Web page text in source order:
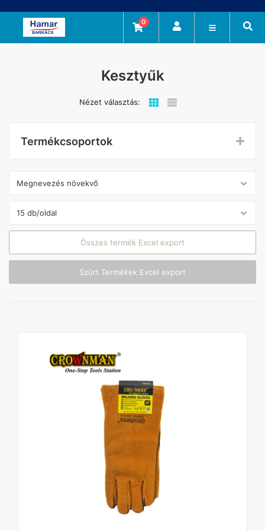
0
Kesztyűk
Nézet választás:
Termékcsoportok
Összes termék Excel export
Szűrt Termékek Excel export